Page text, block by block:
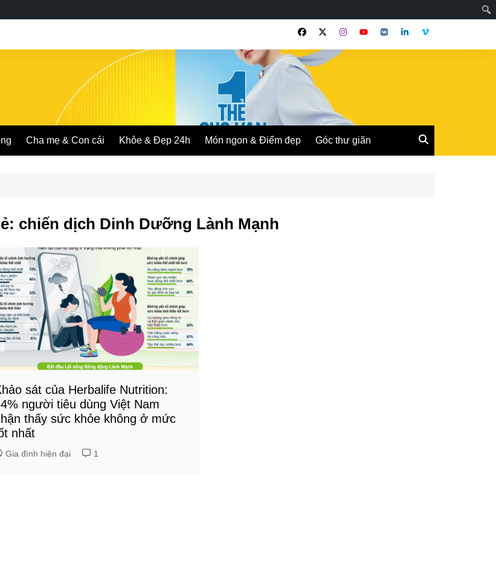
Cha mẹ & Con cái Khỏe & Đẹp 24h Món ngon & Điểm đẹp Góc thư giãn
chiến dịch Dinh Dưỡng Lành Mạnh
sát của Herbalife Nutrition:
người tiêu dùng Việt Nam
thấy sức khỏe không ở mức
nhất
Gia đình hiện đại 1